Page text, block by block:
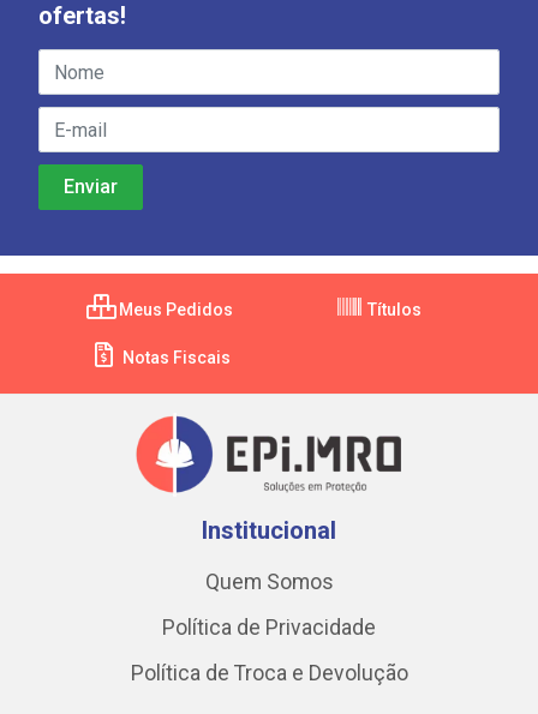
ofertas!
Meus Pedidos Títulos
Notas Fiscais
Institucional
Quem Somos
Política de Privacidade
Política de Troca e Devolução